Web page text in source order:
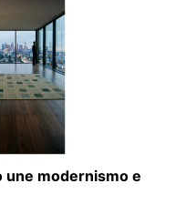
une modernismo e